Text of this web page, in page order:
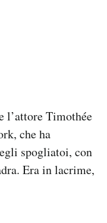
l’attore Timothée
che ha
spogliatoi, con
Era in lacrime,